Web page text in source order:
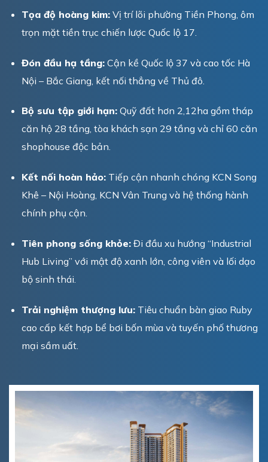
Tọa độ hoàng kim:Vị trí lõi phường Tiền Phong, ôm
trọn mặt tiền trục chiến lược Quốc lộ 17.
Đón đầu hạ tầng:Cận kề Quốc lộ 37 và cao tốc Hà
Nội – Bắc Giang, kết nối thẳng về Thủ đô.
Bộ sưu tập giới hạn:Quỹ đất hơn 2,12ha gồm tháp
căn hộ 28 tầng, tòa khách sạn 29 tầng và chỉ 60 căn
shophouse độc bản.
Kết nối hoàn hảo:Tiếp cận nhanh chóng KCN Song
Khê – Nội Hoàng, KCN Vân Trung và hệ thống hành
chính phụ cận.
Tiên phong sống khỏe:Đi đầu xu hướng “Industrial
Hub Living” với mật độ xanh lớn, công viên và lối dạo
bộ sinh thái.
Trải nghiệm thượng lưu:Tiêu chuẩn bàn giao Ruby
cao cấp kết hợp bể bơi bốn mùa và tuyến phố thương
mại sầm uất.